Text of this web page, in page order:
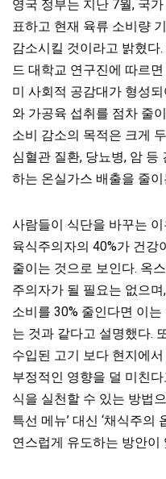
영국 정부는 지난 7월, 국
표하고 현재 육류 소비량
감소시킬 것이라고 밝혔다
드 대학교 연구진에 따르
미 사회적 공감대가 형성
와 가공육 섭취를 점차 줄
소비 감소의 목적은 크게
심혈관 질환, 당뇨병, 암 등
하는 온실가스 배출을 줄이
사람들이 식단을 바꾸는
육식주의자의 40%가 건강
줄이는 것으로 보인다. 옥
주의자가 될 필요는 없으
소비를 30% 줄인다면 이
는 것과 같다고 설명했다.
수입된 고기 보다 현지에
부정적인 영향을 덜 미친
식을 실천할 수 있는 방법
특선 메뉴’ 대신 ‘채식주의
연스럽게 유도하는 방안이